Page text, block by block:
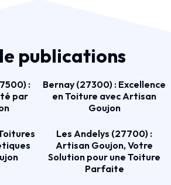
publications
:
par
Bernay (27300) : Excellence
en Toiture avec Artisan
Goujon
Les Andelys (27700) :
Artisan Goujon, Votre
Solution pour une Toiture
Parfaite